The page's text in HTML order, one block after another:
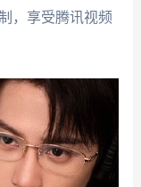
，享受腾讯视频